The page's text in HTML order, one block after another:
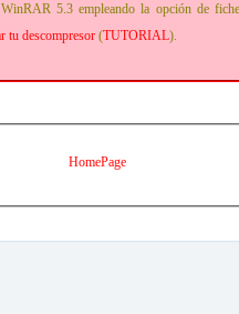
5.3 empleando la opción de
tu descompresor (TUTORIAL).
HomePage